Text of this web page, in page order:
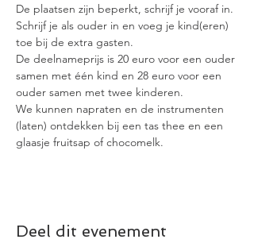
De plaatsen zijn beperkt, schrijf je vooraf in.
Schrijf je als ouder in en voeg je kind(eren)
toe bij de extra gasten.
De deelnameprijs is 20 euro voor een ouder
samen met één kind en 28 euro voor een
ouder samen met twee kinderen.
We kunnen napraten en de instrumenten
(laten) ontdekken bij een tas thee en een
glaasje fruitsap of chocomelk.
Deel dit evenement